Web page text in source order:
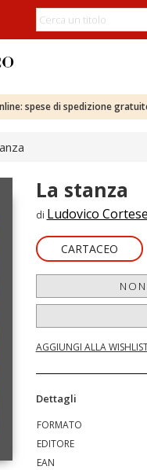
spese di spedizione
La stanza
di Ludovico Cortese
CARTACEO
AGGIUNGI ALLA
Dettagli
FORMATO
EDITORE
EAN